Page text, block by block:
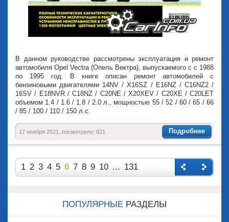
В данном руководстве рассмотрены эксплуатация и ремонт
автомобиля Opel Vectra (Опель Вектра), выпускаемого с с 1988
по 1995 год. В книге описан ремонт автомобилей с
бензиновыми двигателями 14NV / X16SZ / E16NZ / C16NZ2 /
16SV / E18NVR / C18NZ / C20NE / X20XEV / C20XE / C20LET
объемом 1.4 / 1.6 / 1.8 / 2.0 л., мощностью 55 / 52 / 60 / 65 / 66
/ 85 / 100 / 110 / 150 л.с.
Подробнее
17 ноября 2021, посмотрело: 821
1 2 3 4 5 6 7 8 9 10 ... 131
ПОПУЛЯРНЫЕ РАЗДЕЛЫ